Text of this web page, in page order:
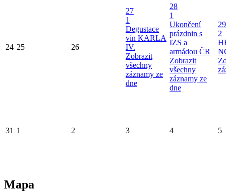
24 25 26
27
1
Degustace
vín KARLA
IV.
Zobrazit
všechny
záznamy ze
dne
28
1
Ukončení
prázdnin s
IZS a
armádou ČR
Zobrazit
všechny
záznamy ze
dne
29
2
31 1 2 3 4 5
Mapa